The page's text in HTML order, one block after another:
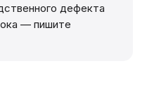
дефекта
— пишите